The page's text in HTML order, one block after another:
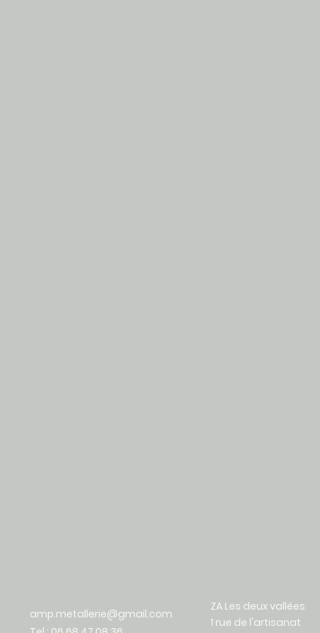
amp.metallerie@gmail.com
ZA Les deux vallées
1 rue de l'artisanat